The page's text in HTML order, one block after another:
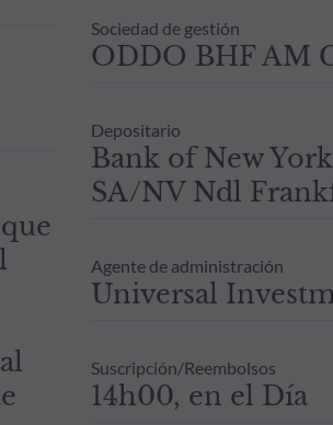
Sociedad de gestión
ODDO BHF AM
Depositario
Bank of New
SA/NV Ndl
Agente de administración
Universal
Suscripción/Reembolsos
14h00, en el Día